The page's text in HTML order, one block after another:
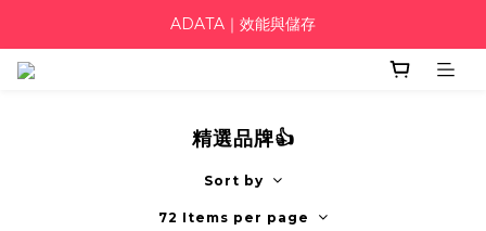
ADATA｜效能與儲存
精選品牌👍
Sort by
72 Items per page